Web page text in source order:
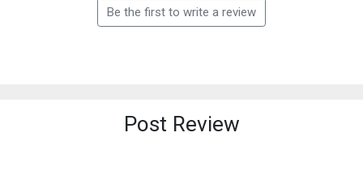
Be the first to write a review
Post Review